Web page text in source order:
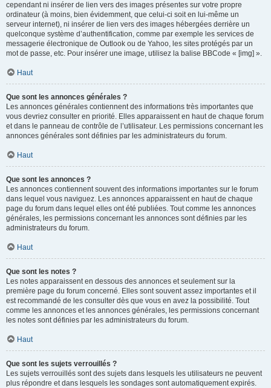
cependant ni insérer de lien vers des images présentes sur votre propre
ordinateur (à moins, bien évidemment, que celui-ci soit en lui-même un
serveur internet), ni insérer de lien vers des images hébergées derrière un
quelconque système d’authentification, comme par exemple les services de
messagerie électronique de Outlook ou de Yahoo, les sites protégés par un
mot de passe, etc. Pour insérer une image, utilisez la balise BBCode « [img] ».
Haut
Que sont les annonces générales ?
Les annonces générales contiennent des informations très importantes que
vous devriez consulter en priorité. Elles apparaissent en haut de chaque forum
et dans le panneau de contrôle de l’utilisateur. Les permissions concernant les
annonces générales sont définies par les administrateurs du forum.
Haut
Que sont les annonces ?
Les annonces contiennent souvent des informations importantes sur le forum
dans lequel vous naviguez. Les annonces apparaissent en haut de chaque
page du forum dans lequel elles ont été publiées. Tout comme les annonces
générales, les permissions concernant les annonces sont définies par les
administrateurs du forum.
Haut
Que sont les notes ?
Les notes apparaissent en dessous des annonces et seulement sur la
première page du forum concerné. Elles sont souvent assez importantes et il
est recommandé de les consulter dès que vous en avez la possibilité. Tout
comme les annonces et les annonces générales, les permissions concernant
les notes sont définies par les administrateurs du forum.
Haut
Que sont les sujets verrouillés ?
Les sujets verrouillés sont des sujets dans lesquels les utilisateurs ne peuvent
plus répondre et dans lesquels les sondages sont automatiquement expirés.